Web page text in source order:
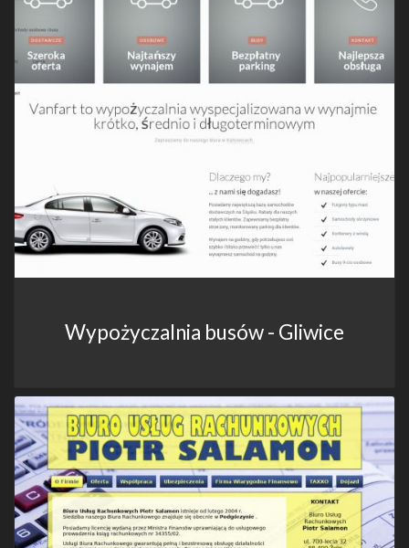
Wypożyczalnia busów - Gliwice